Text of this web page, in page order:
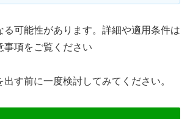
可能性があります。詳細や適用条件は
事項をご覧ください
出す前に一度検討してみてください。